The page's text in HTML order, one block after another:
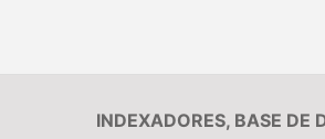
INDEXADORES, BASE DE